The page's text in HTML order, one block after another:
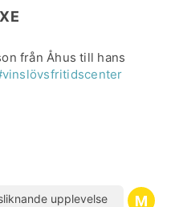
från Åhus till hans
upplevelse